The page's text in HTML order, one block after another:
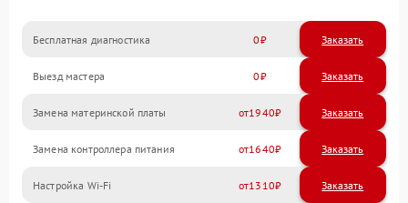
Бесплатная диагностика 0 Заказать
Выезд мастера 0 Заказать
Замена материнской платы 1940
Замена контроллера питания 1640
Настройка Wi-Fi 1310